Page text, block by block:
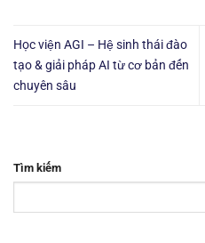
Học viện AGI – Hệ sinh thái đào
tạo & giải pháp AI từ cơ bản đến
chuyên sâu
Tìm kiếm